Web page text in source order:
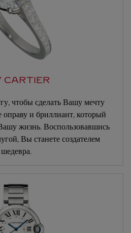
CARTIER
чтобы сделать Вашу мечту
и бриллиант, который
жизнь. Воспользовавшись
Вы станете создателем